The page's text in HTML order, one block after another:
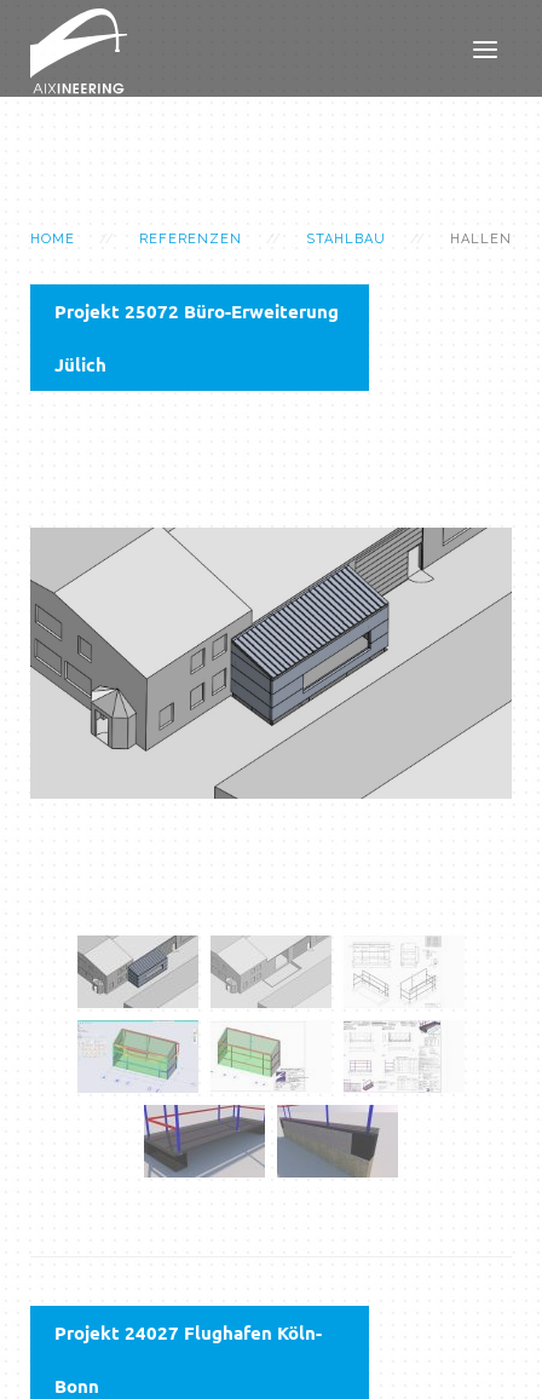
HOME REFERENZEN STAHLBAU HALLEN
Projekt 25072 Büro-Erweiterung
Jülich
Projekt 24027 Flughafen Köln-
Bonn